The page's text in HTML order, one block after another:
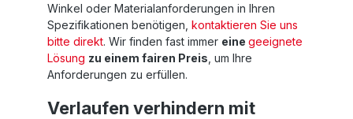
Winkel oder Materialanforderungen in Ihren
Spezifikationen benötigen, kontaktieren Sie uns
bitte direkt. Wir finden fast immer eine geeignete
Lösung zu einem fairen Preis , um Ihre
Anforderungen zu erfüllen.
Verlaufen verhindern mit